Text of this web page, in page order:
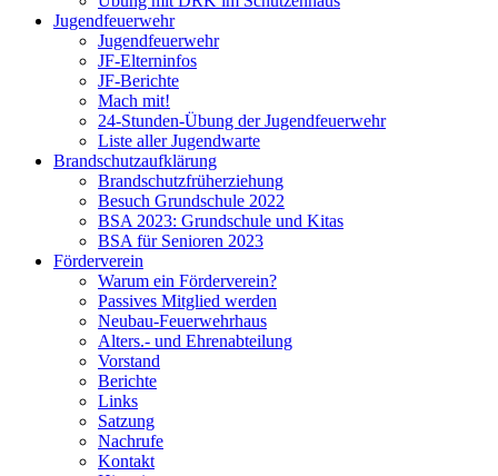
Jugendfeuerwehr
Jugendfeuerwehr
JF-Elterninfos
JF-Berichte
Mach mit!
24-Stunden-Übung der Jugendfeuerwehr
Liste aller Jugendwarte
Brandschutzaufklärung
Brandschutzfrüherziehung
Besuch Grundschule 2022
BSA 2023: Grundschule und Kitas
BSA für Senioren 2023
Förderverein
Warum ein Förderverein?
Passives Mitglied werden
Neubau-Feuerwehrhaus
Alters.- und Ehrenabteilung
Vorstand
Berichte
Links
Satzung
Nachrufe
Kontakt